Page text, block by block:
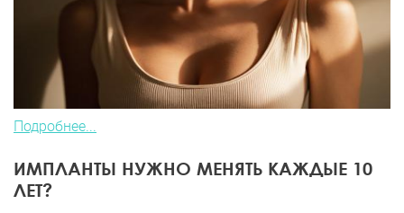
Подробнее...
ИМПЛАНТЫ НУЖНО МЕНЯТЬ КАЖДЫЕ 10
ЛЕТ?